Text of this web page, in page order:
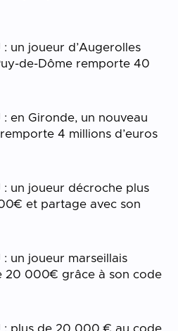
: un joueur d’Augerolles
de-Dôme remporte 40
: en Gironde, un nouveau
4 millions d’euros
: un joueur décroche plus
et partage avec son
: un joueur marseillais
20 000€ grâce à son code
: plus de 20 000 € au code